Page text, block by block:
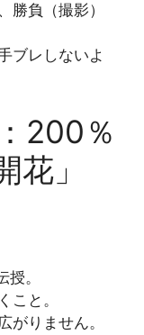
勝負（撮影）
ブレしないよ
200％
」
。
こと。
がりません。